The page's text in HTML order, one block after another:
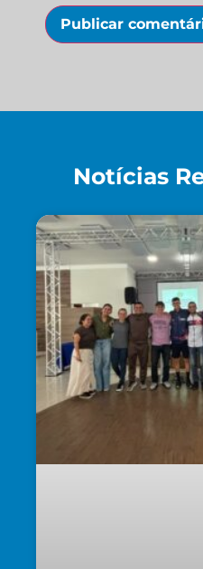
Notícias